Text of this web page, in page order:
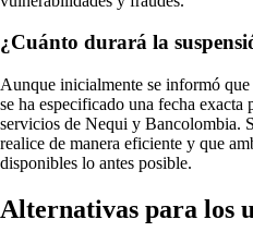
¿Cuánto durará la
Aunque inicialmente se informó
se ha especificado una fecha exacta
servicios de Nequi y Bancolombia.
realice de manera eficiente y que
disponibles lo antes posible.
Alternativas para los